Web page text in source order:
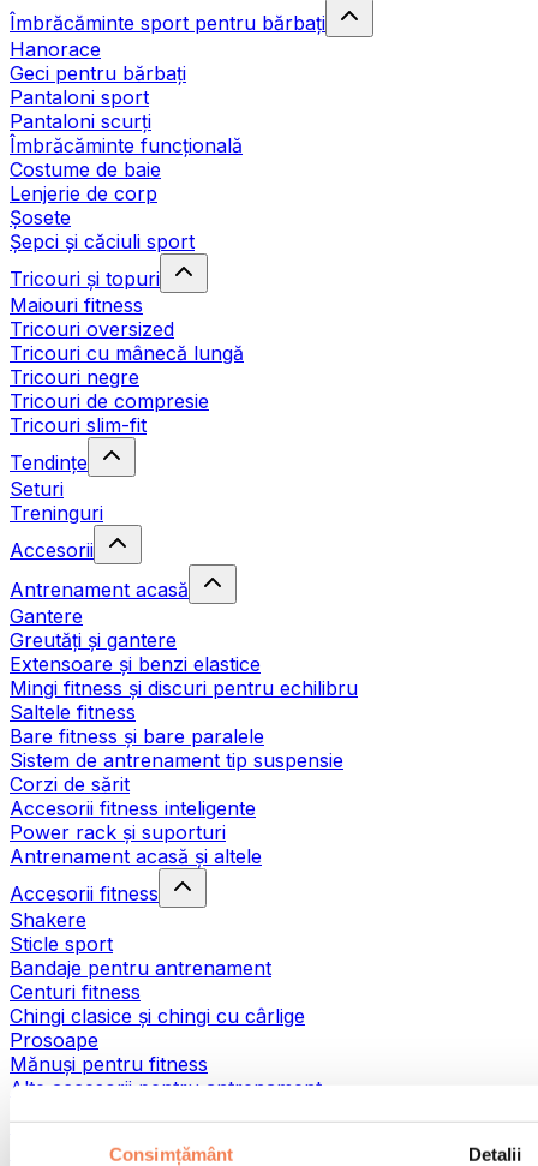
Consimțământ Detalii
Îmbrăcăminte sport pentru bărbați
Hanorace
Geci pentru bărbați
Pantaloni sport
Pantaloni scurți
Îmbrăcăminte funcțională
Costume de baie
Lenjerie de corp
Șosete
Șepci și căciuli sport
Tricouri și topuri
Maiouri fitness
Tricouri oversized
Tricouri cu mânecă lungă
Tricouri negre
Tricouri de compresie
Tricouri slim-fit
Tendințe
Seturi
Treninguri
Accesorii
Antrenament acasă
Gantere
Greutăți și gantere
Extensoare și benzi elastice
Mingi fitness și discuri pentru echilibru
Saltele fitness
Bare fitness și bare paralele
Sistem de antrenament tip suspensie
Corzi de sărit
Accesorii fitness inteligente
Power rack și suporturi
Antrenament acasă și altele
Accesorii fitness
Shakere
Sticle sport
Bandaje pentru antrenament
Centuri fitness
Chingi clasice și chingi cu cârlige
Prosoape
Mănuși pentru fitness
Alte accesorii pentru antrenament
Ajutoare pentru reabilitare
Pistoale de masaj